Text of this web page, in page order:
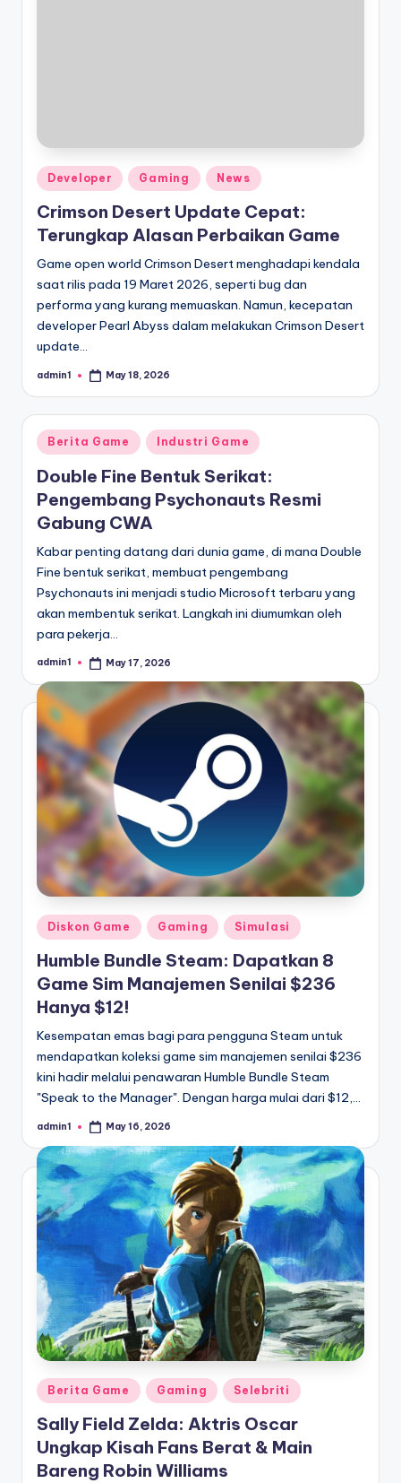
e
Posted
in
Developer Gaming News
Crimson Desert Update Cepat:
Terungkap Alasan Perbaikan Game
Game open world Crimson Desert menghadapi kendala
saat rilis pada 19 Maret 2026, seperti bug dan
performa yang kurang memuaskan. Namun, kecepatan
developer Pearl Abyss dalam melakukan Crimson Desert
update…
Posted
admin1 May 18, 2026
Posted
Berita Game Industri Game
Double Fine Bentuk Serikat:
Pengembang Psychonauts Resmi
Gabung CWA
Kabar penting datang dari dunia game, di mana Double
Fine bentuk serikat, membuat pengembang
Psychonauts ini menjadi studio Microsoft terbaru yang
akan membentuk serikat. Langkah ini diumumkan oleh
para pekerja…
Posted
admin1 May 17, 2026
Posted
in
Diskon Game Gaming Simulasi
Humble Bundle Steam: Dapatkan 8
Game Sim Manajemen Senilai $236
Hanya $12!
Kesempatan emas bagi para pengguna Steam untuk
mendapatkan koleksi game sim manajemen senilai $236
kini hadir melalui penawaran Humble Bundle Steam
"Speak to the Manager". Dengan harga mulai dari $12,…
Posted
admin1 May 16, 2026
Posted
in
Berita Game Gaming Selebriti
Sally Field Zelda: Aktris Oscar
Ungkap Kisah Fans Berat & Main
Bareng Robin Williams